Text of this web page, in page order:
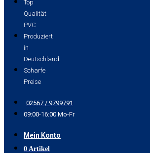
Top
Qualität
PVC
Produziert
in
Deutschland
Scharfe
Preise
02567 / 9799791
09:00-16:00 Mo-Fr
Mein Konto
0 Artikel